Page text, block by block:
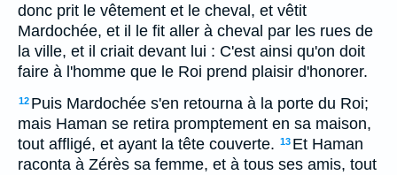
donc prit le vêtement et le cheval, et vêtit
Mardochée, et il le fit aller à cheval par les rues de
la ville, et il criait devant lui : C'est ainsi qu'on doit
faire à l'homme que le Roi prend plaisir d'honorer.
12 Puis Mardochée s'en retourna à la porte du Roi;
mais Haman se retira promptement en sa maison,
tout affligé, et ayant la tête couverte. 13 Et Haman
raconta à Zérès sa femme, et à tous ses amis, tout